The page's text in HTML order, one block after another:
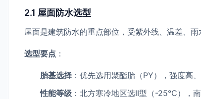
2.1 屋面防水选型
屋面是建筑防水的重点部位，受紫外线、温差、雨
选型要点 ：
胎基选择 ：优先选用聚酯胎（PY），强度高
性能等级 ：北方寒冷地区选II型（-25℃），